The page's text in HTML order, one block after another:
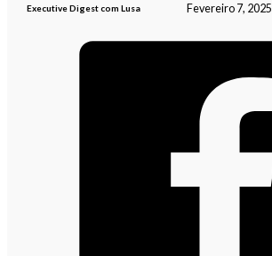
Executive Digest com Lusa Fevereiro 7, 2025